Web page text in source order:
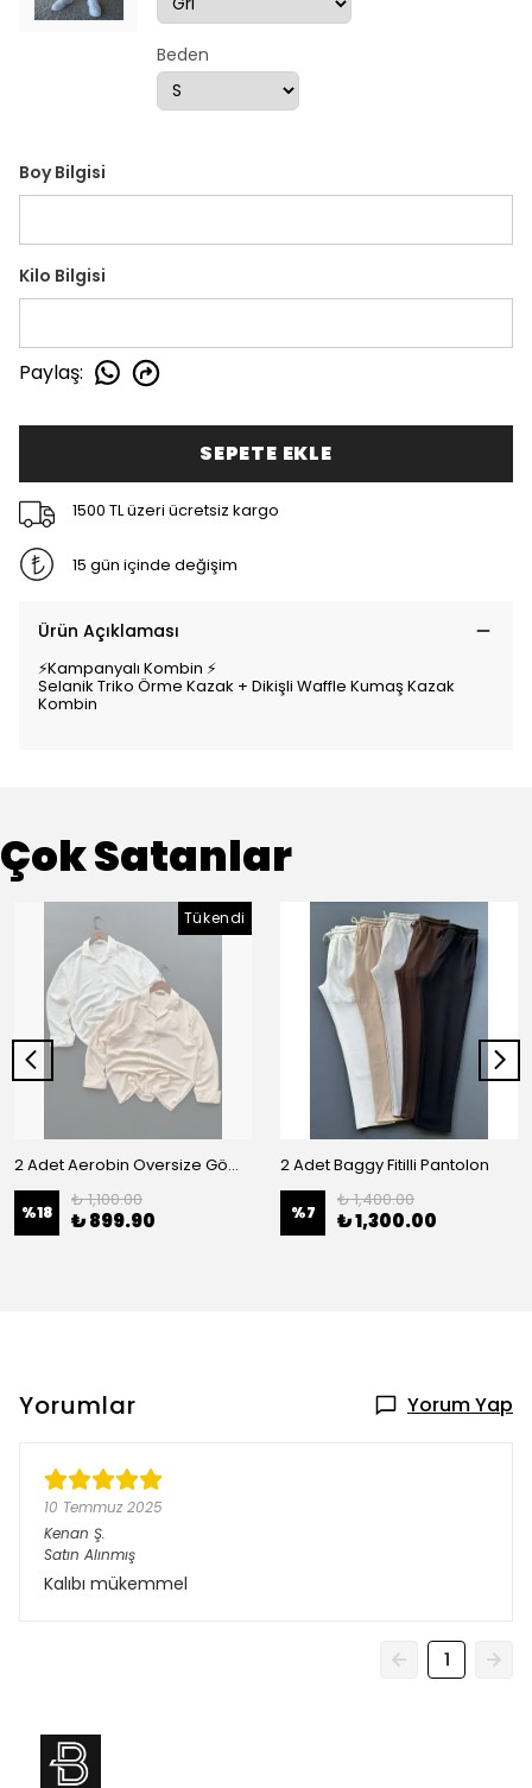
Beden
Boy Bilgisi
Kilo Bilgisi
Paylaş:
SEPETE EKLE
1500 TL üzeri ücretsiz kargo
15 gün içinde değişim
Ürün Açıklaması
⚡Kampanyalı Kombin ⚡
Selanik Triko Örme Kazak + Dikişli Waffle Kumaş Kazak
Kombin
Çok Satanlar
Tükendi
2 Adet Aerobin Oversize Gömlek
%18
₺ 1,100.00
₺ 899.90
2 Adet Baggy Fitilli Pantolon
%7
₺ 1,400.00
₺ 1,300.00
Yorumlar Yorum Yap
10 Temmuz 2025
Kenan Ş.
Satın Alınmış
Kalıbı mükemmel
1